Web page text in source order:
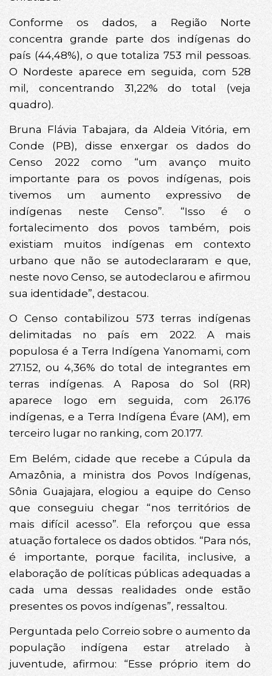
Conforme os dados, a Região Norte
concentra grande parte dos indígenas do
país (44,48%), o que totaliza 753 mil pessoas.
O Nordeste aparece em seguida, com 528
mil, concentrando 31,22% do total (veja
quadro).
Bruna Flávia Tabajara, da Aldeia Vitória, em
Conde (PB), disse enxergar os dados do
Censo 2022 como “um avanço muito
importante para os povos indígenas, pois
tivemos um aumento expressivo de
indígenas neste Censo”. “Isso é o
fortalecimento dos povos também, pois
existiam muitos indígenas em contexto
urbano que não se autodeclararam e que,
neste novo Censo, se autodeclarou e afirmou
sua identidade”, destacou.
O Censo contabilizou 573 terras indígenas
delimitadas no país em 2022. A mais
populosa é a Terra Indígena Yanomami, com
27.152, ou 4,36% do total de integrantes em
terras indígenas. A Raposa do Sol (RR)
aparece logo em seguida, com 26.176
indígenas, e a Terra Indígena Évare (AM), em
terceiro lugar no ranking, com 20.177.
Em Belém, cidade que recebe a Cúpula da
Amazônia, a ministra dos Povos Indígenas,
Sônia Guajajara, elogiou a equipe do Censo
que conseguiu chegar “nos territórios de
mais difícil acesso”. Ela reforçou que essa
atuação fortalece os dados obtidos. “Para nós,
é importante, porque facilita, inclusive, a
elaboração de políticas públicas adequadas a
cada uma dessas realidades onde estão
presentes os povos indígenas”, ressaltou.
Perguntada pelo Correio sobre o aumento da
população indígena estar atrelado à
juventude, afirmou: “Esse próprio item do